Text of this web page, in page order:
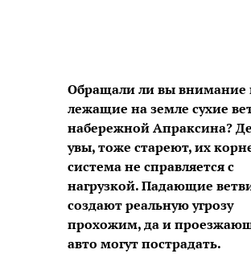
Обращали ли вы внимание
лежащие на земле сухие
набережной Апраксина?
увы, тоже стареют, их
система не справляется с
нагрузкой. Падающие
создают реальную угрозу
прохожим, да и
авто могут пострадать.